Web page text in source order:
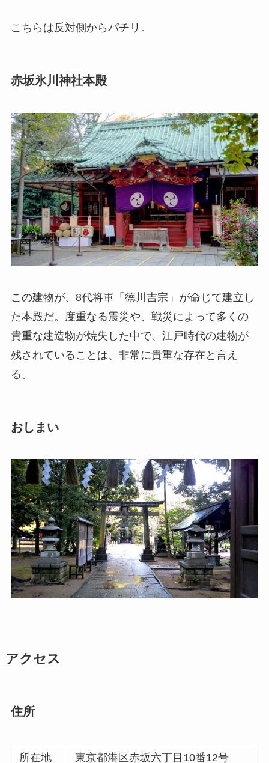
こちらは反対側からパチリ。
赤坂氷川神社本殿
この建物が、8代将軍「徳川吉宗」が命じて建立し
た本殿だ。度重なる震災や、戦災によって多くの
貴重な建造物が焼失した中で、江戸時代の建物が
残されていることは、非常に貴重な存在と言え
る。
おしまい
アクセス
住所
所在地 東京都港区赤坂六丁目10番12号